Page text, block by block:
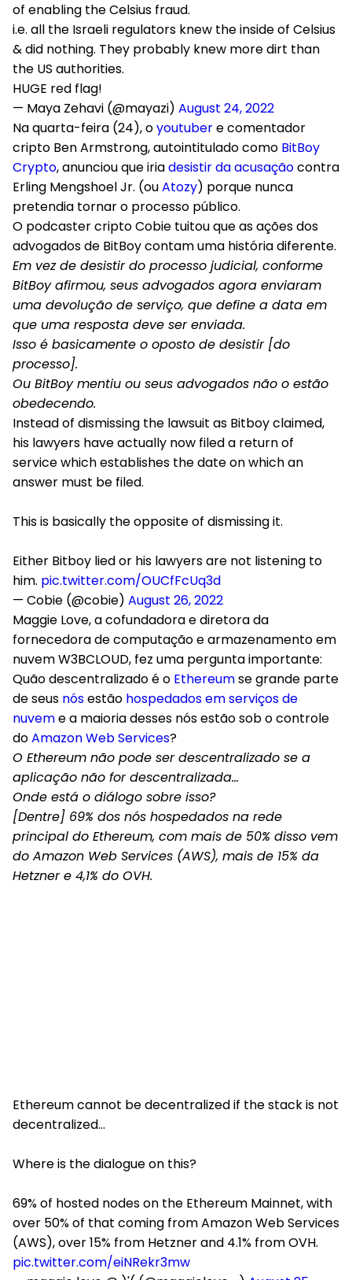
of enabling the Celsius fraud.
i.e. all the Israeli regulators knew the inside of Celsius
& did nothing. They probably knew more dirt than
the US authorities.
HUGE red flag!
— Maya Zehavi (@mayazi) August 24, 2022
Na quarta-feira (24), oyoutubere comentador
cripto Ben Armstrong, autointitulado como BitBoy
Crypto, anunciou que iriadesistir da acusaçãocontra
Erling Mengshoel Jr. (ouAtozy) porque nunca
pretendia tornar o processo público.
O podcaster cripto Cobie tuitou que as ações dos
advogados de BitBoy contam uma história diferente.
Em vez de desistir do processo judicial, conforme
BitBoy afirmou, seus advogados agora enviaram
uma devolução de serviço, que define a data em
que uma resposta deve ser enviada.
Isso é basicamente o oposto de desistir [do
processo].
Ou BitBoy mentiu ou seus advogados não o estão
obedecendo.
Instead of dismissing the lawsuit as Bitboy claimed,
his lawyers have actually now filed a return of
service which establishes the date on which an
answer must be filed.
This is basically the opposite of dismissing it.
Either Bitboy lied or his lawyers are not listening to
him. pic.twitter.com/OUCfFcUq3d
— Cobie (@cobie) August 26, 2022
Maggie Love, a cofundadora e diretora da
fornecedora de computação e armazenamento em
nuvem W3BCLOUD, fez uma pergunta importante:
Quão descentralizado é o Ethereumse grande parte
de seus nósestão hospedados em serviços de
nuveme a maioria desses nós estão sob o controle
doAmazon Web Services?
O Ethereum não pode ser descentralizado se a
aplicação não for descentralizada…
Onde está o diálogo sobre isso?
[Dentre] 69% dos nós hospedados na rede
principal do Ethereum, com mais de 50% disso vem
do Amazon Web Services (AWS), mais de 15% da
Hetzner e 4,1% do OVH.
Ethereum cannot be decentralized if the stack is not
decentralized…
Where is the dialogue on this?
69% of hosted nodes on the Ethereum Mainnet, with
over 50% of that coming from Amazon Web Services
(AWS), over 15% from Hetzner and 4.1% from OVH.
pic.twitter.com/eiNRekr3mw